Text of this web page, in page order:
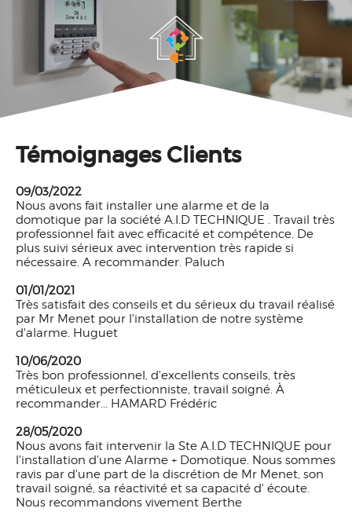
Témoignages Clients
09/03/2022
Nous avons fait installer une alarme et de la
domotique par la société A.I.D TECHNIQUE . Travail très
professionnel fait avec efficacité et compétence. De
plus suivi sérieux avec intervention très rapide si
nécessaire. A recommander. Paluch
01/01/2021
Très satisfait des conseils et du sérieux du travail réalisé
par Mr Menet pour l'installation de notre système
d'alarme. Huguet
10/06/2020
Très bon professionnel, d'excellents conseils, très
méticuleux et perfectionniste, travail soigné. À
recommander... HAMARD Frédéric
28/05/2020
Nous avons fait intervenir la Ste A.I.D TECHNIQUE pour
l'installation d'une Alarme + Domotique. Nous sommes
ravis par d'une part de la discrétion de Mr Menet, son
travail soigné, sa réactivité et sa capacité d' écoute.
Nous recommandons vivement Berthe